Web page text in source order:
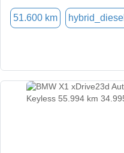
51.600 km hybrid_diesel